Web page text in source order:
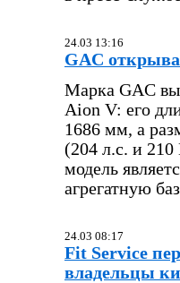
24.03 13:16
GAC
Марка GAC
Aion V: его
1686 мм, а
(204 л.с. и
модель
агрегатную
24.03 08:17
Fit Service
владельцы